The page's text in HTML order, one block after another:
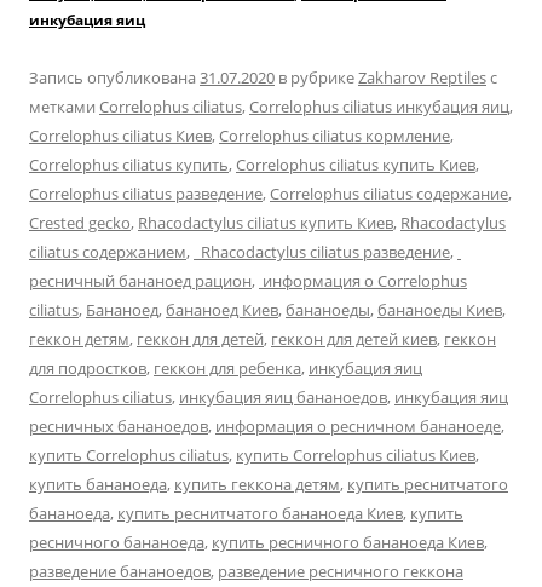
инкубация яиц
Запись опубликована31.07.2020 в рубрикеZakharov Reptilesс
метками Correlophus ciliatus,Correlophus ciliatus инкубация яиц,
Correlophus ciliatus Киев,Correlophus ciliatus кормление,
Correlophus ciliatus купить,Correlophus ciliatus купить Киев,
Correlophus ciliatus разведение,Correlophus ciliatus содержание,
Crested gecko, Rhacodactylus ciliatus купить Киев, Rhacodactylus
ciliatus содержанием, Rhacodactylus ciliatus разведение,
ресничный бананоед рацион, информация о Correlophus
ciliatus, Бананоед,бананоед Киев,бананоеды,бананоеды Киев,
геккон детям, геккон для детей, геккон для детей киев, геккон
для подростков, геккон для ребенка, инкубация яиц
Correlophus ciliatus, инкубация яиц бананоедов, инкубация яиц
ресничных бананоедов, информация о ресничном бананоеде,
купить Correlophus ciliatus, купить Correlophus ciliatus Киев,
купить бананоеда, купить геккона детям, купить реснитчатого
бананоеда, купить реснитчатого бананоеда Киев, купить
ресничного бананоеда, купить ресничного бананоеда Киев,
разведение бананоедов, разведение ресничного геккона